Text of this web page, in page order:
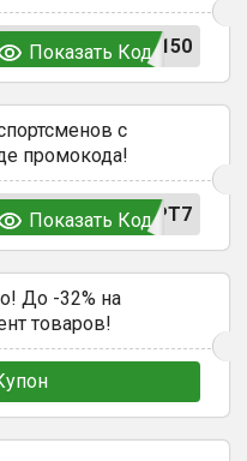
150
Показать Код
с
промокода!
РТ7
Показать Код
До -32% на
товаров!